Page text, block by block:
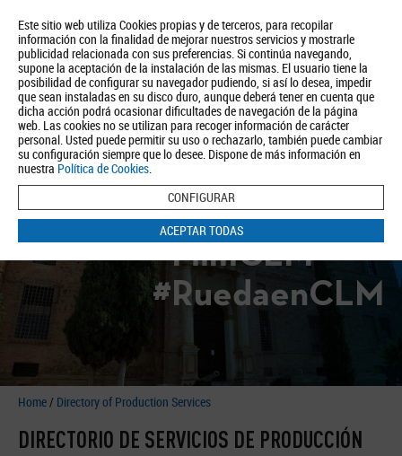
Este sitio web utiliza Cookies propias y de terceros, para recopilar
información con la finalidad de mejorar nuestros servicios y mostrarle
publicidad relacionada con sus preferencias. Si continúa navegando,
supone la aceptación de la instalación de las mismas. El usuario tiene la
posibilidad de configurar su navegador pudiendo, si así lo desea, impedir
que sean instaladas en su disco duro, aunque deberá tener en cuenta que
dicha acción podrá ocasionar dificultades de navegación de la página
web. Las cookies no se utilizan para recoger información de carácter
personal. Usted puede permitir su uso o rechazarlo, también puede cambiar
su configuración siempre que lo desee. Dispone de más información en
nuestra Política de Cookies.
CONFIGURAR
ACEPTAR TODAS
About us Tourism Política de Privacidad Aviso Legal Política de Cookies
BUSCAR
#FilmCLM
#RuedaenCLM
Home/ Directory of Production Services
DIRECTORIO DE SERVICIOS DE PRODUCCIÓN